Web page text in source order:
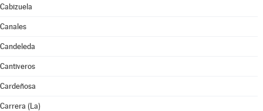
Cabizuela
Canales
Candeleda
Cantiveros
Cardeñosa
Carrera (La)